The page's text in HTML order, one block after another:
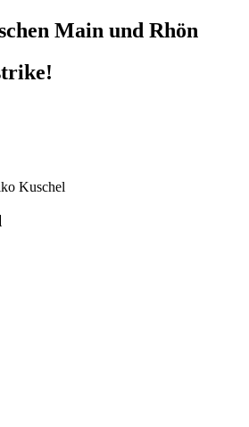
Main und Rhön